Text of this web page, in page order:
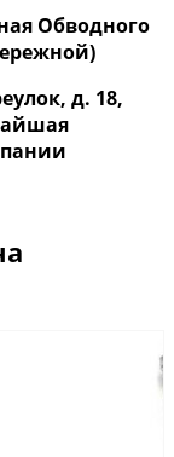
Обводного
д. 18,